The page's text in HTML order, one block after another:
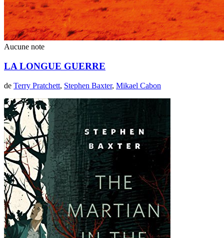
Aucune note
LA LONGUE GUERRE
de Terry Pratchett, Stephen Baxter, Mikael Cabon